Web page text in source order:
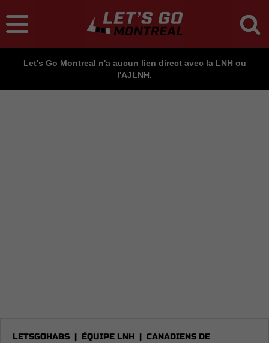
Let's Go Montreal n'a aucun lien direct avec la LNH ou
l'AJLNH.
LETSGOHABS | ÉQUIPE LNH | CANADIENS DE